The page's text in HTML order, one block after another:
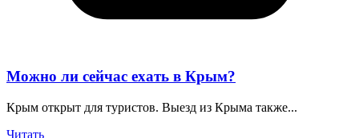
Можно ли сейчас ехать в Крым?
Крым открыт для туристов. Выезд из Крыма также...
Читать